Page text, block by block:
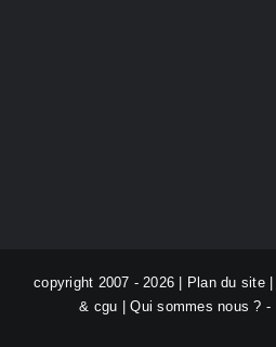
copyright 2007 - 2026 | Plan du site|
& cgu |Qui sommes nous ? -